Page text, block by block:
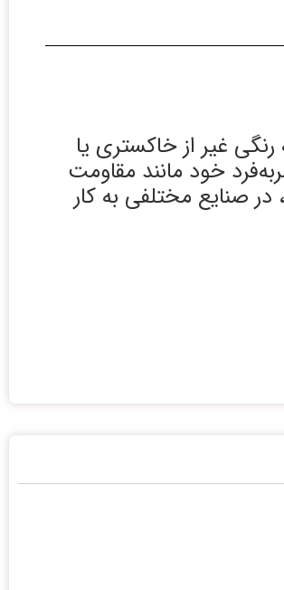
غیر از خاکستری یا
خود مانند مقاومت
در صنایع مختلفی به کار